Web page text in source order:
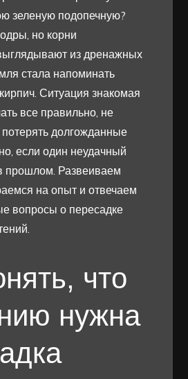
зеленую подопечную?
но корни
из дренажных
стала напоминать
Ситуация знакомая
все правильно, не
долгожданные
если один неудачный
прошлом. Развеиваем
на опыт и отвечаем
вопросы о пересадке
что
нужна